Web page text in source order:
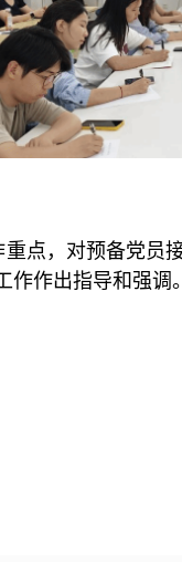
点，对预备党员
作作出指导和强调